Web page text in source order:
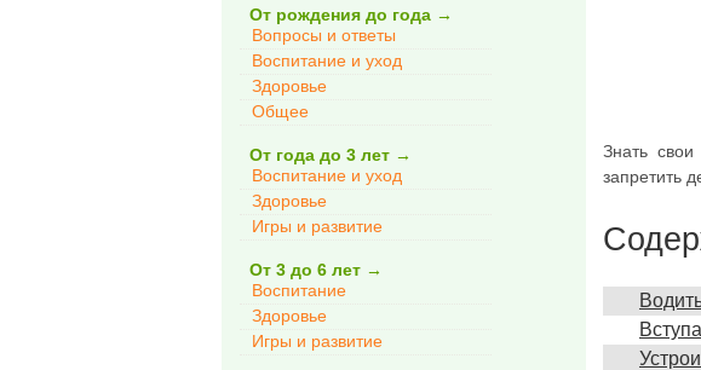
От рождения до года →
Вопросы и ответы
Воспитание и уход
Здоровье
Общее
От года до 3 лет →
Воспитание и уход
Здоровье
Игры и развитие
От 3 до 6 лет →
Воспитание
Здоровье
Игры и развитие
Знать
запретить